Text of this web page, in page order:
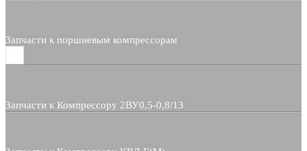
Запчасти к поршневым компрессорам
Запчасти к Компрессору 2ВУ0,5-0,8/13